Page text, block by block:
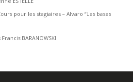
pour les stagiaires – Alvaro “Les bases
Francis BARANOWSKI